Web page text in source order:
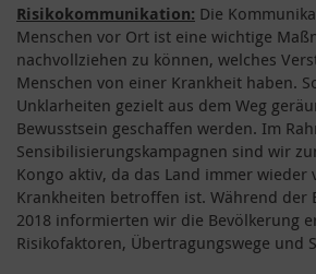
Risikokommunikation: Die
Menschen vor Ort ist eine wichtige
nachvollziehen zu können, welches
Menschen von einer Krankheit haben.
Unklarheiten gezielt aus dem Weg
Bewusstsein geschaffen werden. Im
Sensibilisierungskampagnen sind wir
Kongo aktiv, da das Land immer wieder
Krankheiten betroffen ist. Während der
2018 informierten wir die Bevölkerung
Risikofaktoren, Übertragungswege und